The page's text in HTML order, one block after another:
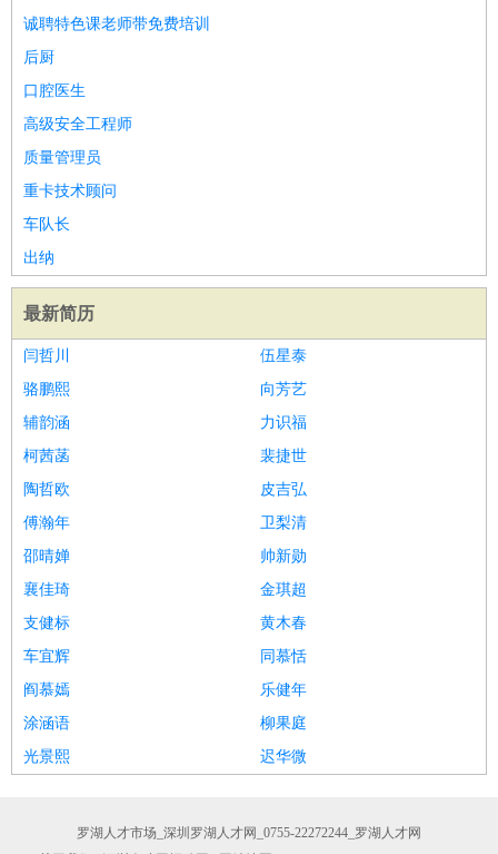
诚聘特色课老师带免费培训
后厨
口腔医生
高级安全工程师
质量管理员
重卡技术顾问
车队长
出纳
最新简历
闫哲川
伍星泰
骆鹏熙
向芳艺
辅韵涵
力识福
柯茜菡
裴捷世
陶哲欧
皮吉弘
傅瀚年
卫梨清
邵晴婵
帅新勋
襄佳琦
金琪超
支健标
黄木春
车宜辉
同慕恬
阎慕嫣
乐健年
涂涵语
柳果庭
光景熙
迟华微
罗湖人才市场_深圳罗湖人才网_0755-22272244_罗湖人才网